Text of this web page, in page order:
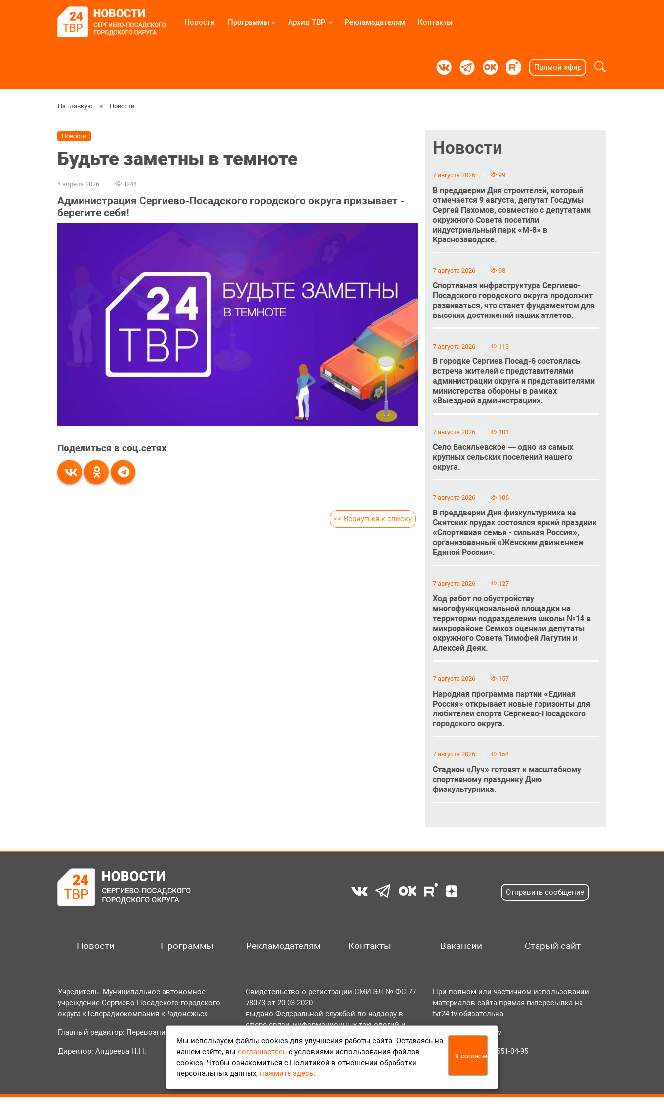
Новости Программы Архив ТВР Рекламодателям Контакты
Прямой эфир
На главную Новости
Новости
Будьте заметны в темноте
4 апреля 2026 3244
Администрация Сергиево-Посадского городского округа призывает -
берегите себя!
Поделиться в соц.сетях
<< Вернуться к списку
Новости
7 августа 2026 99
В преддверии Дня строителей, который
отмечается 9 августа, депутат Госдумы
Сергей Пахомов, совместно с депутатами
окружного Совета посетили
индустриальный парк «М-8» в
Краснозаводске.
7 августа 2026 98
Спортивная инфраструктура Сергиево-
Посадского городского округа продолжит
развиваться, что станет фундаментом для
высоких достижений наших атлетов.
7 августа 2026 113
В городке Сергиев Посад-6 состоялась
встреча жителей с представителями
администрации округа и представителями
министерства обороны в рамках
«Выездной администрации».
7 августа 2026 101
Село Васильевское — одно из самых
крупных сельских поселений нашего
округа.
7 августа 2026 106
В преддверии Дня физкультурника на
Скитских прудах состоялся яркий праздник
«Спортивная семья - сильная Россия»,
организованный «Женским движением
Единой России».
7 августа 2026 127
Ход работ по обустройству
многофункциональной площадки на
территории подразделения школы №14 в
микрорайоне Семхоз оценили депутаты
окружного Совета Тимофей Лагутин и
Алексей Деяк.
7 августа 2026 157
Народная программа партии «Единая
Россия» открывает новые горизонты для
любителей спорта Сергиево-Посадского
городского округа.
7 августа 2026 154
Стадион «Луч» готовят к масштабному
спортивному празднику Дню
физкультурника.
Отправить сообщение
Новости Программы Рекламодателям Контакты Вакансии Старый сайт
Учредитель: Муниципальное автономное
учреждение Сергиево-Посадского городского
округа «Телерадиокомпания «Радонежье».
Главный редактор: Перевозникова О.А.
Директор: Андреева Н.Н.
Свидетельство о регистрации СМИ ЭЛ № ФС 77-
78073 от 20.03.2020
выдано Федеральной службой по надзору в
сфере связи, информационных технологий и
массовых коммуникаций (Роскомнадзор).
Положение об обработке персональных данных
Согласие на обработку персональных данных
При полном или частичном использовании
материалов сайта прямая гиперссылка на
tvr24.tv обязательна.
info@tvr24.tv
Телефон: +7 (496) 551-04-95
Мы используем файлы cookies для улучшения работы сайта. Оставаясь на
нашем сайте, вы соглашаетесь с условиями использования файлов
cookies. Чтобы ознакомиться с Политикой в отношении обработки
персональных данных, нажмите здесь.
Я согласен